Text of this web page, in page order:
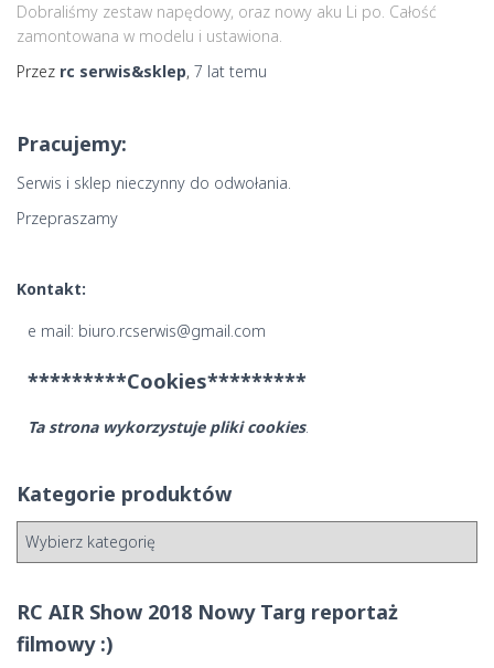
Dobraliśmy zestaw napędowy, oraz nowy aku Li po. Całość
zamontowana w modelu i ustawiona.
Przez rc serwis&sklep, 7 lat temu
Pracujemy:
Serwis i sklep nieczynny do odwołania.
Przepraszamy
Kontakt:
e mail: biuro.rcserwis@gmail.com
*********Cookies*********
Ta strona wykorzystuje pliki cookies.
Kategorie produktów
RC AIR Show 2018 Nowy Targ reportaż
filmowy :)